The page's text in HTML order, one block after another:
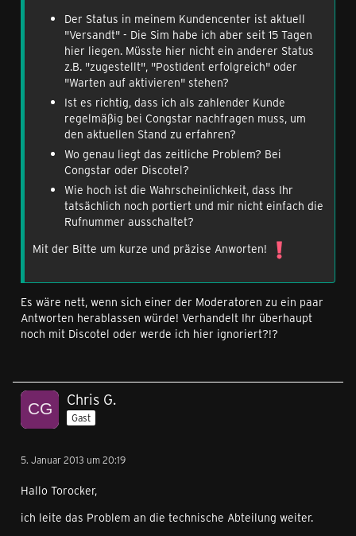
Der Status in meinem Kundencenter ist aktuell
"Versandt" - Die Sim habe ich aber seit 15 Tagen
hier liegen. Müsste hier nicht ein anderer Status
z.B. "zugestellt", "PostIdent erfolgreich" oder
"Warten auf aktivieren" stehen?
Ist es richtig, dass ich als zahlender Kunde
regelmäßig bei Congstar nachfragen muss, um
den aktuellen Stand zu erfahren?
Wo genau liegt das zeitliche Problem? Bei
Congstar oder Discotel?
Wie hoch ist die Wahrscheinlichkeit, dass Ihr
tatsächlich noch portiert und mir nicht einfach die
Rufnummer ausschaltet?
Mit der Bitte um kurze und präzise Anworten!
Es wäre nett, wenn sich einer der Moderatoren zu ein paar
Antworten herablassen würde! Verhandelt Ihr überhaupt
noch mit Discotel oder werde ich hier ignoriert?!?
Chris G.
Gast
5. Januar 2013 um 20:19
Hallo Torocker,
ich leite das Problem an die technische Abteilung weiter.